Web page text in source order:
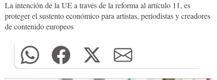
La intención de la UE a través de la reforma al artículo 11, es
proteger el sustento económico para artistas, periodistas y creadores
de contenido europeos